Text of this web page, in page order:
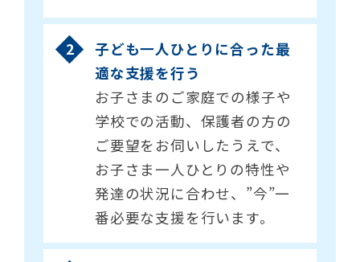
子ども一人ひとりに合った最
適な支援を行う
お子さまのご家庭での様子や
学校での活動、保護者の方の
ご要望をお伺いしたうえで、
お子さま一人ひとりの特性や
発達の状況に合わせ、”今”一
番必要な支援を行います。